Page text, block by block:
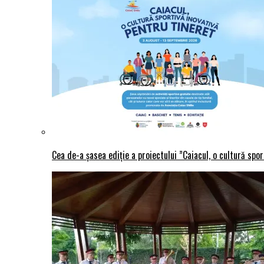
Cea de-a șasea ediție a proiectului ”Caiacul, o cultură